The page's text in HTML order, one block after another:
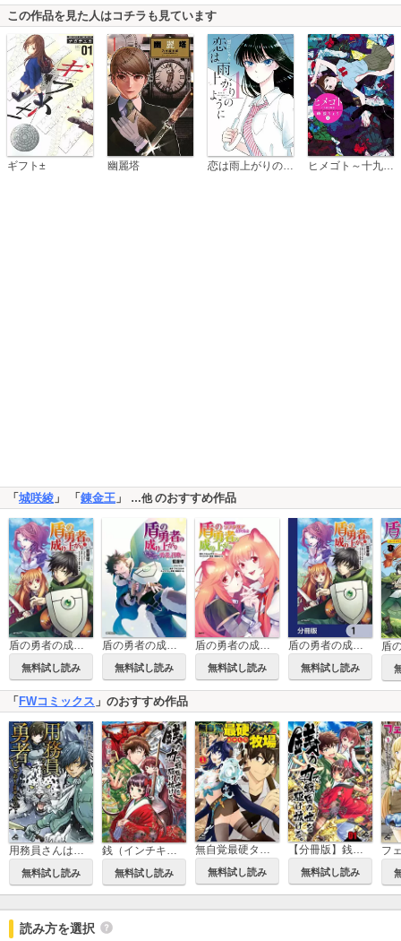
この作品を見た人はコチラも見ています
ギフト± 幽麗塔 ヒメゴト～十九歳の制服～
「城咲綾 」 「錬金王 」 …他のおすすめ作品
盾の勇者の成り上がり
無料試し読み
盾の勇者の成り上がり Aiya Kyu Special Works
無料試し読み
盾の勇者の成り上がりアンソロジー
無料試し読み
盾の勇者の成り上がり【分冊版】
無料試し読み
「 FWコミックス 」のおすすめ作品
無料試し読み 無料試し読み 無料試し読み 無料試し読み
読み方を選択